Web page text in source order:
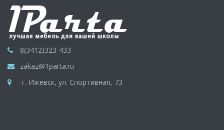
8(3412)323-433
zakaz@1parta.ru
г. Ижевск, ул. Спортивная, 73